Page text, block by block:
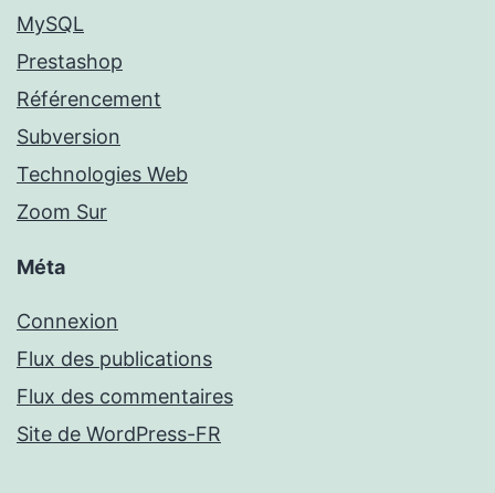
MySQL
Prestashop
Référencement
Subversion
Technologies Web
Zoom Sur
Méta
Connexion
Flux des publications
Flux des commentaires
Site de WordPress-FR